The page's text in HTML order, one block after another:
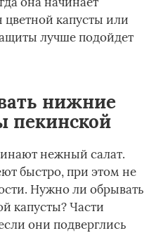
цветной капусты или
лучше подойдет
нижние
пекинской
нежный салат.
быстро, при этом не
Нужно ли обрывать
капусты? Части
они подверглись